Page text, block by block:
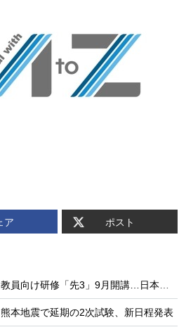
ア ポスト
昭和女子大、教員向け研修「先3」9月開講…日本の教育の強みに着目
熊本地震で延期の2次試験、新日程発表